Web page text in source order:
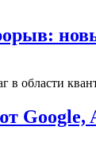
в области
Google,